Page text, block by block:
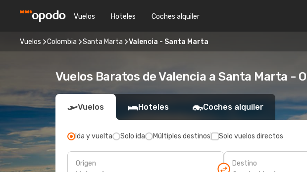
Vuelos Hoteles Coches alquiler
Vuelos Colombia Santa Marta Valencia - Santa Marta
Vuelos Baratos de Valencia a Santa Marta -
Vuelos Hoteles Coches alquiler
Ida y vuelta Solo ida Múltiples destinos Solo vuelos directos
Origen Destino